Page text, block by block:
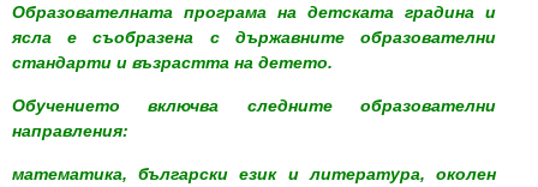
Образователната програма на детската градина и
ясла е съобразена с държавните образователни
стандарти и възрастта на детето.
Обучението включва следните образователни
направления:
математика, български език и литература, околен